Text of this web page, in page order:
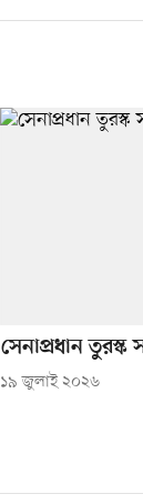
সেনাপ্রধান তুরস্ক
১৯ জুলাই ২০২৬